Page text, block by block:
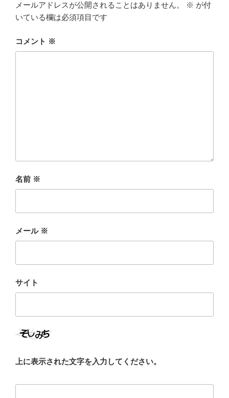
メールアドレスが公開されることはありません。 ※ が付
いている欄は必須項目です
コメント ※
名前 ※
メール ※
サイト
上に表示された文字を入力してください。